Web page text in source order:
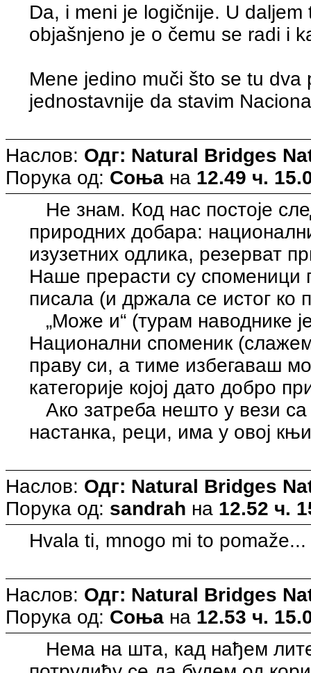
Da, i meni je logičnije. U
objašnjeno je o čemu se radi i
Mene jedino muči što se tu
jednostavnije da stavim
Наслов: Одг: Natural Bridges
Порука од: Соња на 12.49 ч.
Не знам. Код нас постоје
природних добара:
изузетних одлика, резерват
Наше прерасти су споменици
писала (и држала се истог ко
„Може и“ (турам наводнике
Национални споменик
праву си, а тиме избегаваш
категорије којој дато добро
Ако затреба нешто у вези
настанка, реци, има у овој
Наслов: Одг: Natural Bridges
Порука од: sandrah на 12.52 ч.
Hvala ti, mnogo mi to
Наслов: Одг: Natural Bridges
Порука од: Соња на 12.53 ч.
Нема на шта, кад нађем